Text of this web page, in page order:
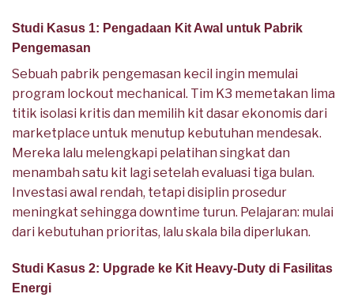
Studi Kasus 1: Pengadaan Kit Awal untuk Pabrik
Pengemasan
Sebuah pabrik pengemasan kecil ingin memulai
program lockout mechanical. Tim K3 memetakan lima
titik isolasi kritis dan memilih kit dasar ekonomis dari
marketplace untuk menutup kebutuhan mendesak.
Mereka lalu melengkapi pelatihan singkat dan
menambah satu kit lagi setelah evaluasi tiga bulan.
Investasi awal rendah, tetapi disiplin prosedur
meningkat sehingga downtime turun. Pelajaran: mulai
dari kebutuhan prioritas, lalu skala bila diperlukan.
Studi Kasus 2: Upgrade ke Kit Heavy-Duty di Fasilitas
Energi